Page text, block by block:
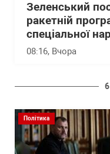
Зеленський
ракетній
спеціальної
08:16, Вчора
Політика